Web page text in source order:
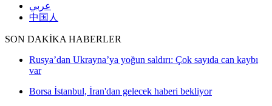
عربي
中国人
SON DAKİKA HABERLER
Rusya’dan Ukrayna’ya yoğun saldırı: Çok sayıda can kaybı
var
Borsa İstanbul, İran'dan gelecek haberi bekliyor